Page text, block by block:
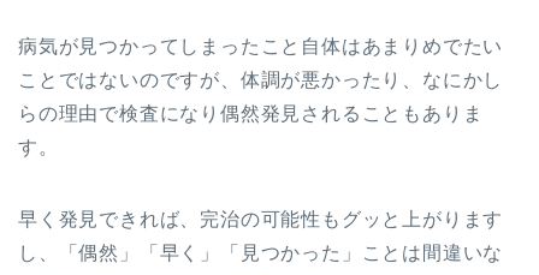
病気が見つかってしまったこと自体はあまりめでたい
ことではないのですが、体調が悪かったり、なにかし
らの理由で検査になり偶然発見されることもありま
す。
早く発見できれば、完治の可能性もグッと上がります
し、「偶然」「早く」「見つかった」ことは間違いな